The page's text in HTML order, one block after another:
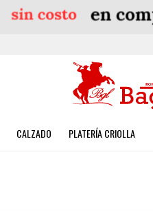
CALZADO PLATERÍA CRIOLLA